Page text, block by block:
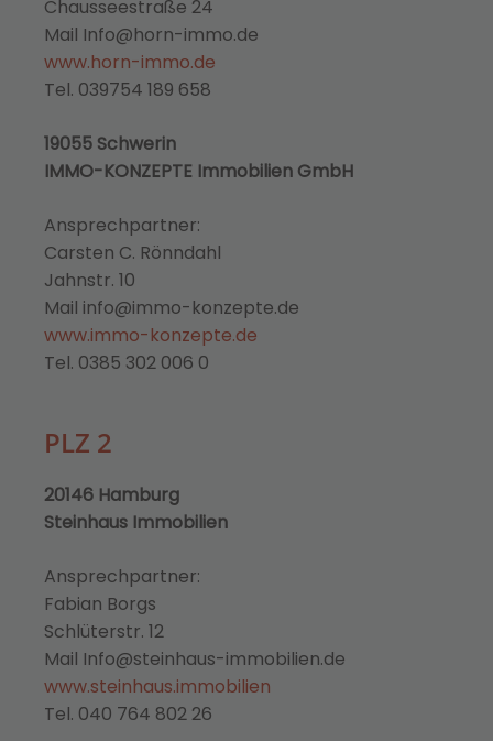
Chausseestraße 24
Mail Info@horn-immo.de
www.horn-immo.de
Tel. 039754 189 658
19055 Schwerin
IMMO-KONZEPTE Immobilien GmbH
Ansprechpartner:
Carsten C. Rönndahl
Jahnstr. 10
Mail info@immo-konzepte.de
www.immo-konzepte.de
Tel. 0385 302 006 0
PLZ 2
20146 Hamburg
Steinhaus Immobilien
Ansprechpartner:
Fabian Borgs
Schlüterstr. 12
Mail Info@steinhaus-immobilien.de
www.steinhaus.immobilien
Tel. 040 764 802 26